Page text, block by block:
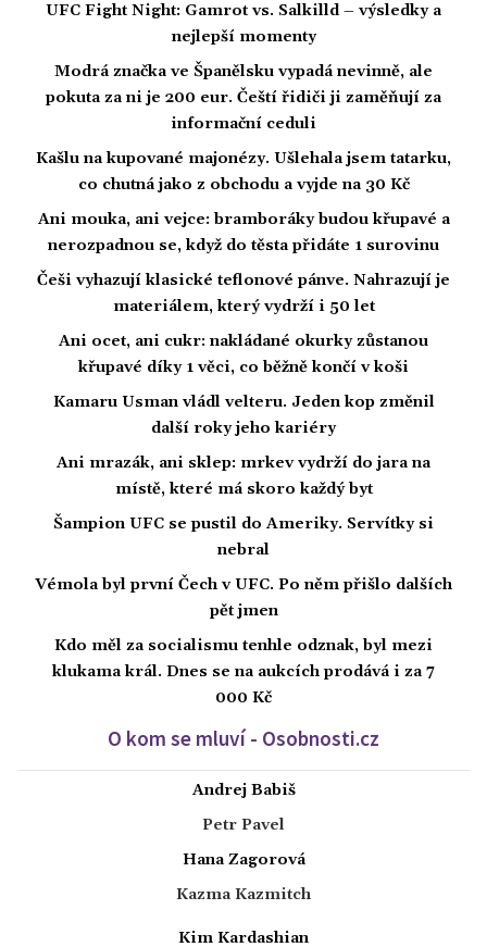
UFC Fight Night: Gamrot vs. Salkilld – výsledky a
nejlepší momenty
Modrá značka ve Španělsku vypadá nevinně, ale
pokuta za ni je 200 eur. Čeští řidiči ji zaměňují za
informační ceduli
Kašlu na kupované majonézy. Ušlehala jsem tatarku,
co chutná jako z obchodu a vyjde na 30 Kč
Ani mouka, ani vejce: bramboráky budou křupavé a
nerozpadnou se, když do těsta přidáte 1 surovinu
Češi vyhazují klasické teflonové pánve. Nahrazují je
materiálem, který vydrží i 50 let
Ani ocet, ani cukr: nakládané okurky zůstanou
křupavé díky 1 věci, co běžně končí v koši
Kamaru Usman vládl velteru. Jeden kop změnil
další roky jeho kariéry
Ani mrazák, ani sklep: mrkev vydrží do jara na
místě, které má skoro každý byt
Šampion UFC se pustil do Ameriky. Servítky si
nebral
Vémola byl první Čech v UFC. Po něm přišlo dalších
pět jmen
Kdo měl za socialismu tenhle odznak, byl mezi
klukama král. Dnes se na aukcích prodává i za 7
000 Kč
O kom se mluví - Osobnosti.cz
Andrej Babiš
Petr Pavel
Hana Zagorová
Kazma Kazmitch
Kim Kardashian